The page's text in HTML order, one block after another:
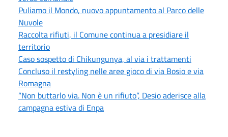
Puliamo il Mondo, nuovo appuntamento al Parco delle
Nuvole
Raccolta rifiuti, il Comune continua a presidiare il
territorio
Caso sospetto di Chikungunya, al via i trattamenti
Concluso il restyling nelle aree gioco di via Bosio e via
Romagna
“Non buttarlo via. Non è un rifiuto”, Desio aderisce alla
campagna estiva di Enpa